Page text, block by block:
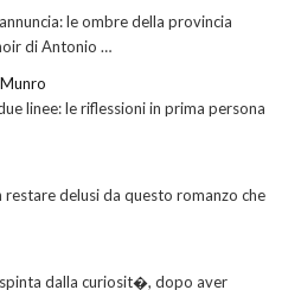
le ombre della provincia
di Antonio …
linee: le riflessioni in prima persona
delusi da questo romanzo che
dalla curiosit�, dopo aver